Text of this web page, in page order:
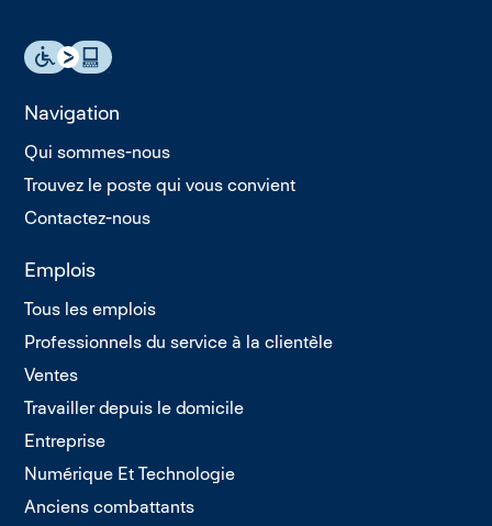
Navigation
Qui sommes-nous
Trouvez le poste qui vous convient
Contactez-nous
Emplois
Tous les emplois
Professionnels du service à la clientèle
Ventes
Travailler depuis le domicile
Entreprise
Numérique Et Technologie
Anciens combattants